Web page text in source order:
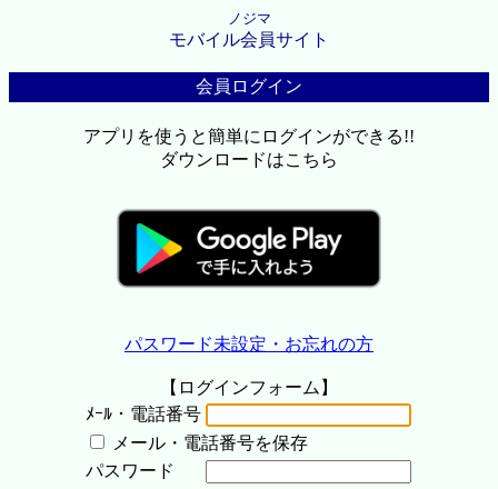
ノジマ
モバイル会員サイト
会員ログイン
アプリを使うと簡単にログインができる!!
ダウンロードはこちら
パスワード未設定・お忘れの方
【ログインフォーム】
ﾒｰﾙ・電話番号
メール・電話番号を保存
パスワード